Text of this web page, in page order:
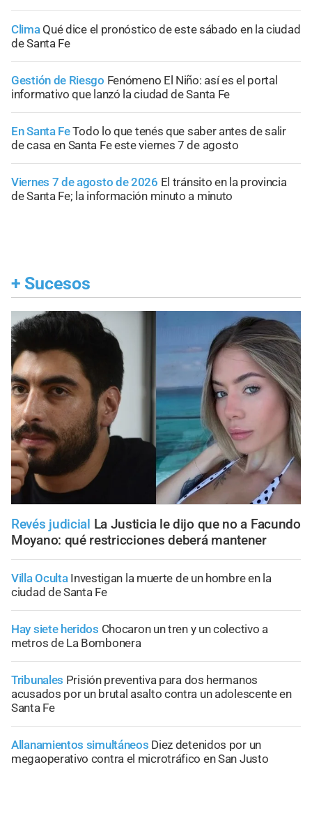
Clima Qué dice el pronóstico de este sábado en la ciudad
de Santa Fe
Gestión de Riesgo Fenómeno El Niño: así es el portal
informativo que lanzó la ciudad de Santa Fe
En Santa FeTodo lo que tenés que saber antes de salir
de casa en Santa Fe este viernes 7 de agosto
Viernes 7 de agosto de 2026 El tránsito en la provincia
de Santa Fe; la información minuto a minuto
+ Sucesos
Revés judicial La Justicia le dijo que no a Facundo
Moyano: qué restricciones deberá mantener
Villa Oculta Investigan la muerte de un hombre en la
ciudad de Santa Fe
Hay siete heridos Chocaron un tren y un colectivo a
metros de La Bombonera
Tribunales Prisión preventiva para dos hermanos
acusados por un brutal asalto contra un adolescente en
Santa Fe
Allanamientos simultáneos Diez detenidos por un
megaoperativo contra el microtráfico en San Justo